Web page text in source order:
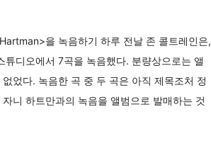
을 녹음하기 하루 전날 존 콜트레인은,
디오에서 7곡을 녹음했다. 분량상으로는 앨
었다. 녹음한 곡 중 두 곡은 아직 제목조처 정
니 하트만과의 녹음을 앨범으로 발매하는 것